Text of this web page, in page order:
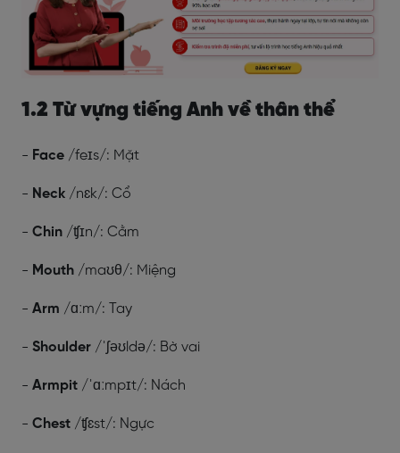
1.2 Từ vựng tiếng Anh về thân thể
- Face /feɪs/: Mặt
- Neck /nɛk/: Cổ
- Chin /ʧɪn/: Cằm
- Mouth /maʊθ/: Miệng
- Arm /ɑːm/: Tay
- Shoulder /ˈʃəʊldə/: Bờ vai
- Armpit /ˈɑːmpɪt/: Nách
- Chest /ʧɛst/: Ngực